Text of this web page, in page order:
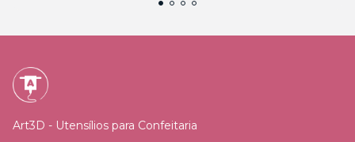
Art3D - Utensílios para Confeitaria